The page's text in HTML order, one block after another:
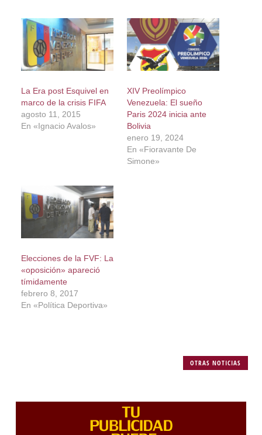
La Era post Esquivel en
marco de la crisis FIFA
agosto 11, 2015
En «Ignacio Avalos»
XIV Preolímpico
Venezuela: El sueño
Paris 2024 inicia ante
Bolivia
enero 19, 2024
En «Fioravante De
Simone»
Elecciones de la FVF: La
«oposición» apareció
tímidamente
febrero 8, 2017
En «Política Deportiva»
OTRAS NOTICIAS